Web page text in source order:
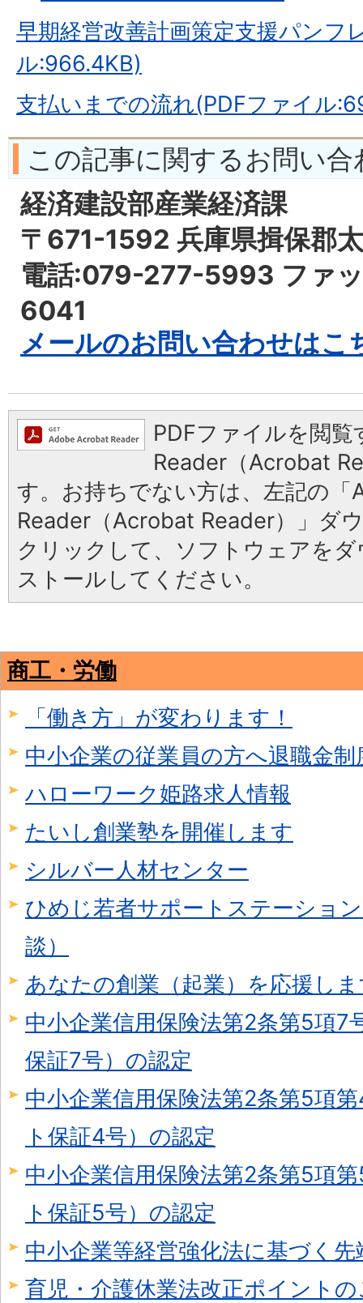
早期経営改善計画策定支援パンフ
ル:966.4KB)
支払いまでの流れ(PDFファイル
この記事に関するお問い合
経済建設部産業経済課
〒671-1592 兵庫県揖保郡
電話:079-277-5993 ファ
6041
メールのお問い合わせはこ
PDFファイルを閲
Reader（Acrobat
す。お持ちでない方は、左記の「
Reader（Acrobat Reader）」ダ
クリックして、ソフトウェアを
ストールしてください。
商工・労働
「働き方」が変わります！
中小企業の従業員の方へ退職金
ハローワーク姫路求人情報
たいし創業塾を開催します
シルバー人材センター
ひめじ若者サポートステーショ
談）
あなたの創業（起業）を応援し
中小企業信用保険法第2条第5項7
保証7号）の認定
中小企業信用保険法第2条第5項
ト保証4号）の認定
中小企業信用保険法第2条第5項
ト保証5号）の認定
中小企業等経営強化法に基づく
育児・介護休業法改正ポイント